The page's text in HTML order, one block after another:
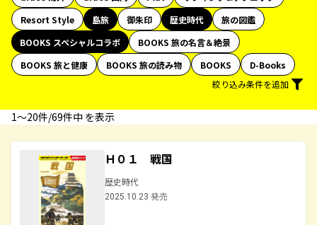
Resort Style
島旅 御朱印 歴史時代
旅の図鑑
BOOKS スペシャルコラボ
BOOKS 旅の名言＆絶景
BOOKS 旅と健康
BOOKS 旅の読み物 BOOKS
D-Books
絞り込み条件を追加
1〜20件/69件中 を表示
Ｈ０１ 戦国
歴史時代
2025.10.23 発売